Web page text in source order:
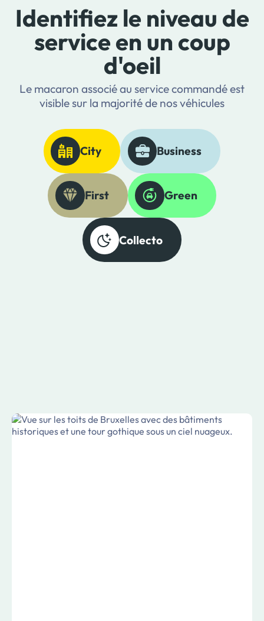
Identifiez le niveau de
service en un coup
d'oeil
Le macaron associé au service commandé est
visible sur la majorité de nos véhicules
City Business
First Green
Collecto